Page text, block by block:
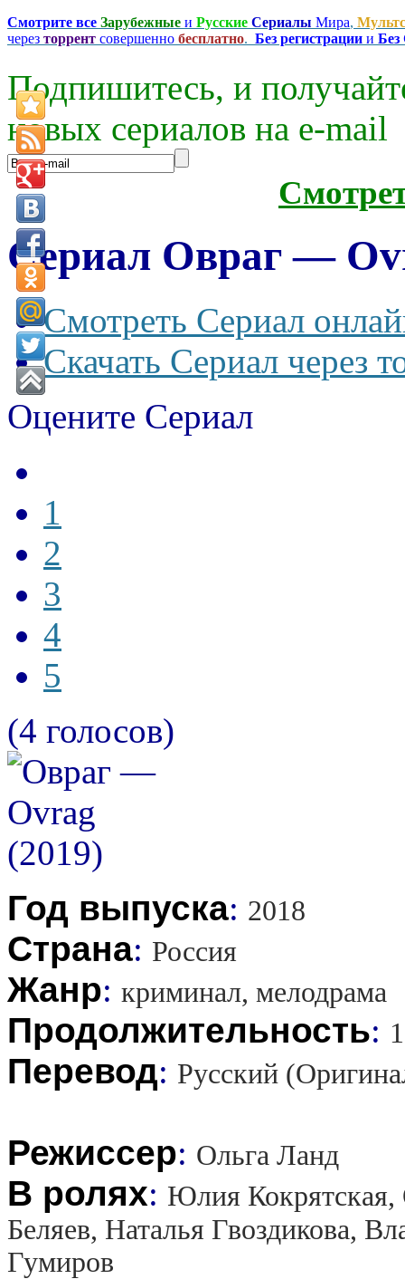
Смотрите все Зарубежные и Русские Сериалы Мира,
через торрент совершенно бесплатно. Без регистрации и
Подпишитесь, и
новых сериалов на e-mаil
Сериал Овраг —
Смотреть Сериал
Скачать Сериал через
Оцените Сериал
1
2
3
4
5
(4 голосов)
Год выпуска: 2018
Страна: Россия
Жанр: криминал, мелодрама
Продолжительность:
Перевод: Русский
Режиссер: Ольга Ланд
В ролях: Юлия
Беляев, Наталья Гвоздикова,
Гумиров